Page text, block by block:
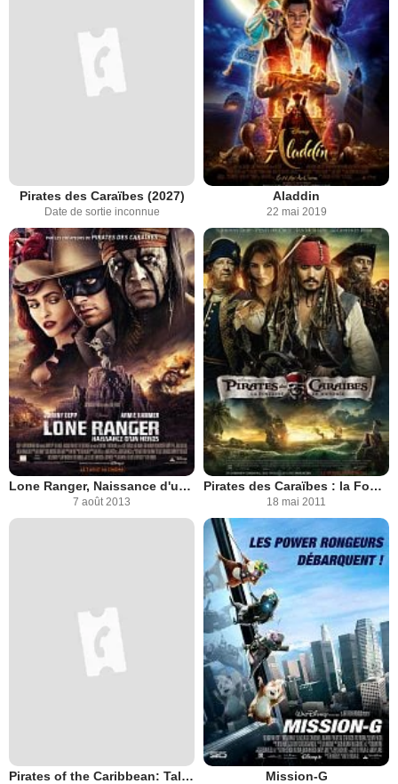
Pirates des Caraïbes (2027)
Date de sortie inconnue
Aladdin
22 mai 2019
Lone Ranger, Naissance d'un héros
7 août 2013
Pirates des Caraïbes : la Fontaine de Jouvence
18 mai 2011
Pirates of the Caribbean: Tales of the Code: Wedlocked Mission-G